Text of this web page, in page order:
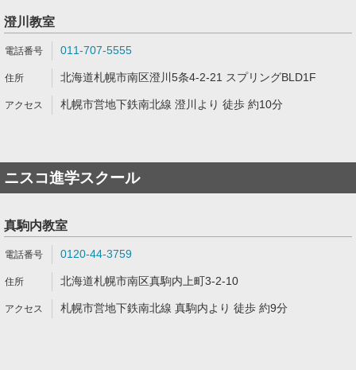
澄川教室
011-707-5555
北海道札幌市南区澄川5条4-2-21 スプリングBLD1F
札幌市営地下鉄南北線 澄川より 徒歩 約10分
ニスコ進学スクール
真駒内教室
0120-44-3759
北海道札幌市南区真駒内上町3-2-10
札幌市営地下鉄南北線 真駒内より 徒歩 約9分